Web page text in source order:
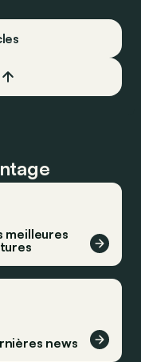
meilleures
news